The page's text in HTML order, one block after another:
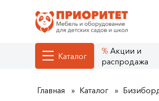
Каталог
Акции и
распродажа
Главная Каталог